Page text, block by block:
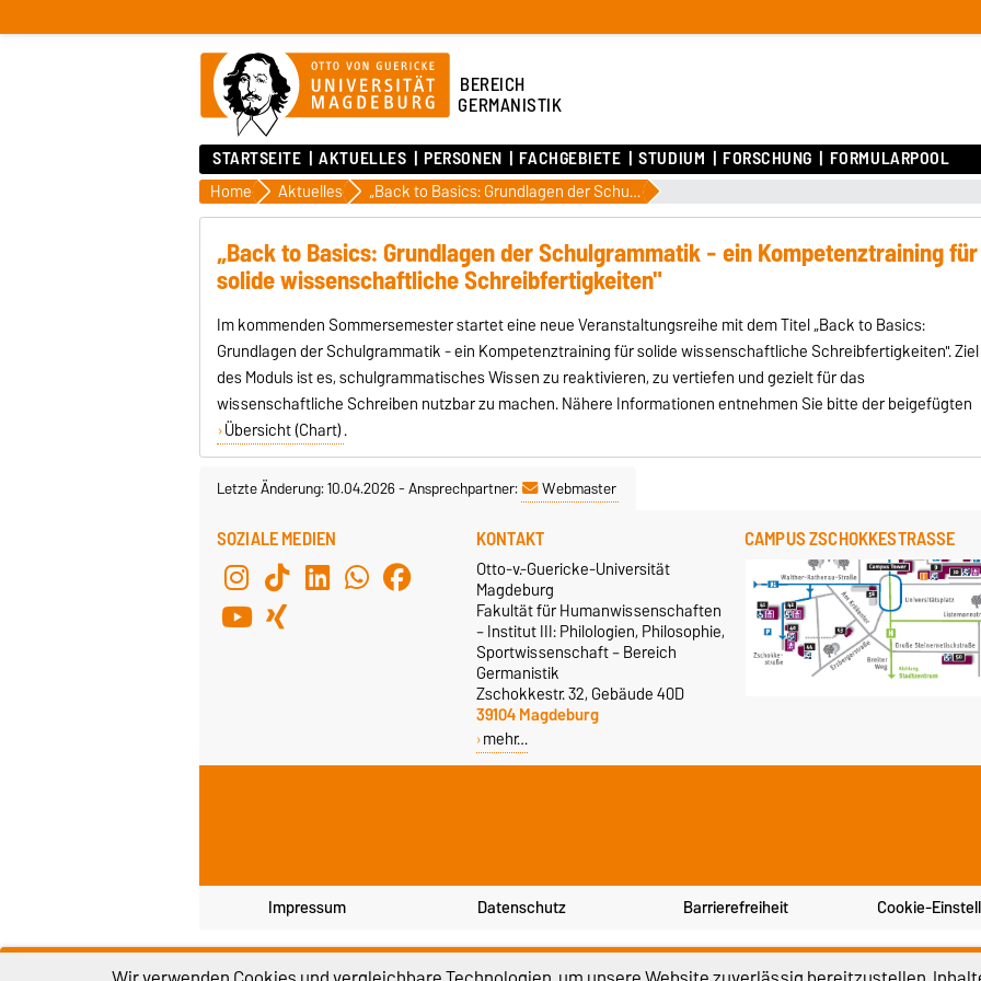
BEREICH
GERMANISTIK
STARTSEITE AKTUELLES PERSONEN FACHGEBIETE STUDIUM FORSCHUNG FORMULARPOOL
Home Aktuelles „Back to Basics: Grundlagen der Schulgrammatik - ein Kompetenztraining für solide wissenschaftliche Schreibfertigkeiten"
„Back to Basics: Grundlagen der Schulgrammatik - ein Kompetenztraining für
solide wissenschaftliche Schreibfertigkeiten"
Im kommenden Sommersemester startet eine neue Veranstaltungsreihe mit dem Titel „Back to Basics:
Grundlagen der Schulgrammatik - ein Kompetenztraining für solide wissenschaftliche Schreibfertigkeiten". Ziel
des Moduls ist es, schulgrammatisches Wissen zu reaktivieren, zu vertiefen und gezielt für das
wissenschaftliche Schreiben nutzbar zu machen. Nähere Informationen entnehmen Sie bitte der beigefügten
Übersicht (Chart).
Letzte Änderung: 10.04.2026-Ansprechpartner: Webmaster
SOZIALE MEDIEN KONTAKT
Otto-v.-Guericke-Universität
Magdeburg
Fakultät für Humanwissenschaften
– Institut III: Philologien, Philosophie,
Sportwissenschaft – Bereich
Germanistik
Zschokkestr. 32, Gebäude 40D
39104 Magdeburg
mehr…
CAMPUS ZSCHOKKESTRASSE
Impressum Datenschutz Barrierefreiheit Cookie-